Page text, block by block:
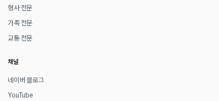
형사 전문
가족 전문
교통 전문
채널
네이버 블로그
YouTube